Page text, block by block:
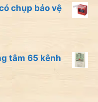
chụp bảo vệ
tâm 65 kênh